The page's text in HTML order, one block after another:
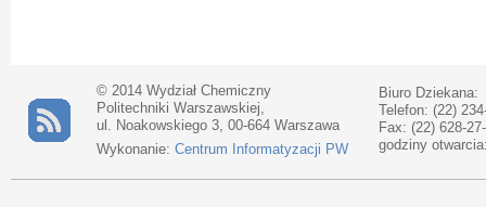
© 2014 Wydział Chemiczny
Politechniki Warszawskiej,
ul. Noakowskiego 3, 00-664 Warszawa
Wykonanie: Centrum Informatyzacji PW
Biuro Dziekana:
Telefon: (22)
Fax: (22) 628-
godziny